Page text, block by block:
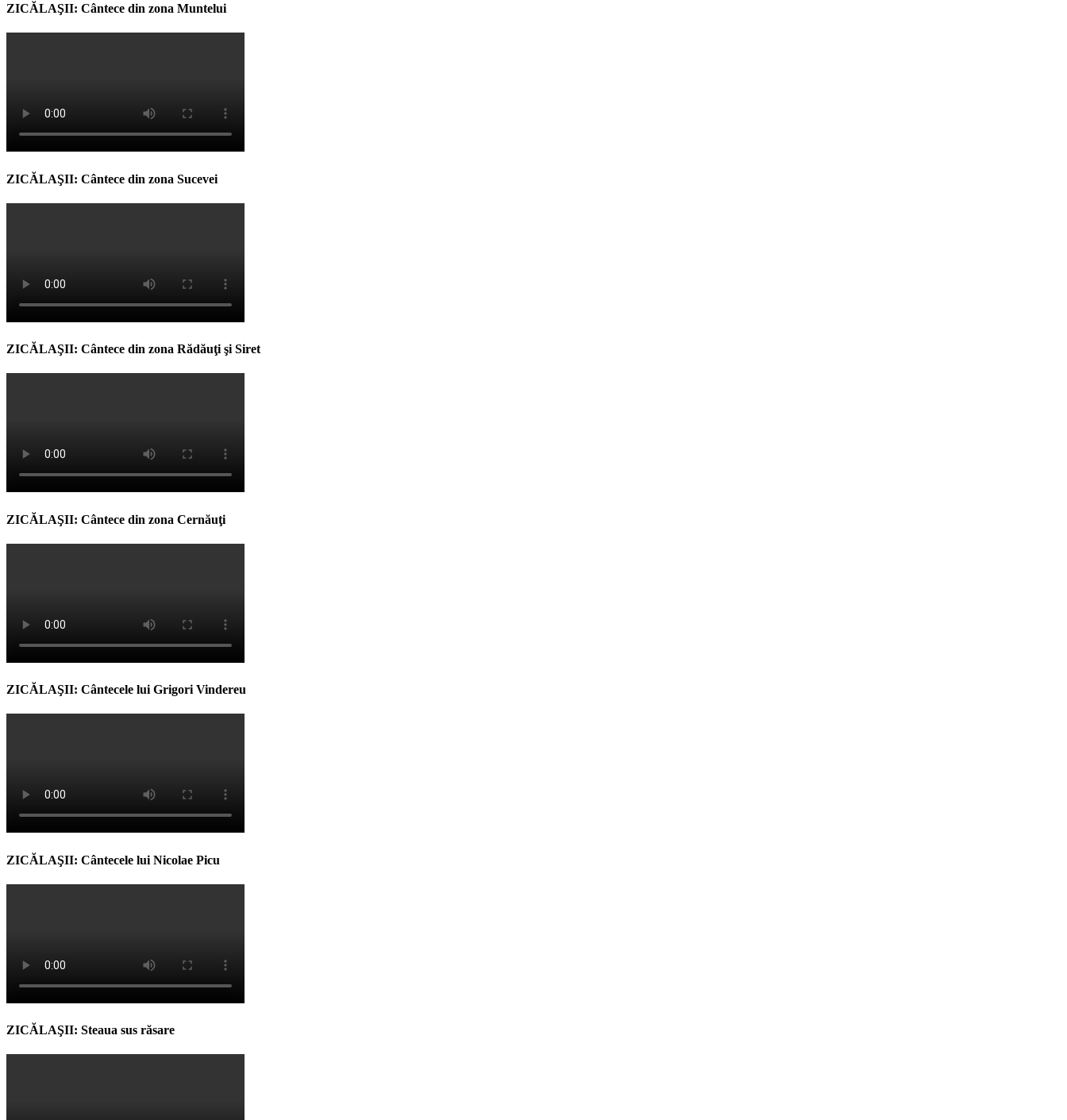
ZICĂLAŞII: Cântece din zona Muntelui
ZICĂLAŞII: Cântece din zona Sucevei
ZICĂLAŞII: Cântece din zona Rădăuţi şi Siret
ZICĂLAŞII: Cântece din zona Cernăuţi
ZICĂLAŞII: Cântecele lui Grigori Vindereu
ZICĂLAŞII: Cântecele lui Nicolae Picu
ZICĂLAŞII: Steaua sus răsare